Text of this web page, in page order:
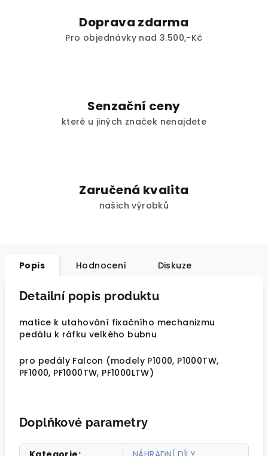
Doprava zdarma
Pro objednávky nad 3.500,-Kč
Senzační ceny
které u jiných značek nenajdete
Zaručená kvalita
našich výrobků
Popis Hodnocení Diskuze
Detailní popis produktu
matice k utahování fixačního mechanizmu
pedálu k ráfku velkého bubnu
pro pedály Falcon (modely P1000, P1000TW,
PF1000, PF1000TW, PF1000LTW)
Doplňkové parametry